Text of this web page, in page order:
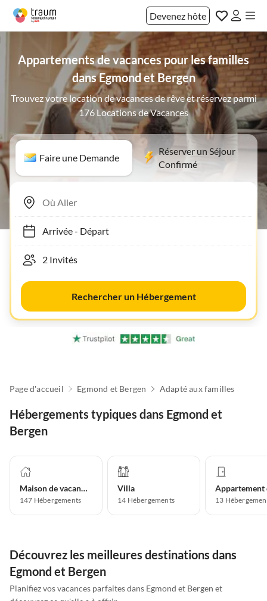
Devenez hôte
Appartements de vacances pour les familles
dans Egmond et Bergen
Trouvez votre location de vacances de rêve et réservez parmi
176 Locations de Vacances
Faire une Demande
Réserver un Séjour
Confirmé
Arrivée- Départ
Rechercher un Hébergement
Page d'accueil Egmond et Bergen Adapté aux familles
Hébergements typiques dans Egmond et
Bergen
Maison de vacances
147 Hébergements
Villa
14 Hébergements 13
Découvrez les meilleures destinations dans
Egmond et Bergen
Planifiez vos vacances parfaites dans Egmond et Bergen et